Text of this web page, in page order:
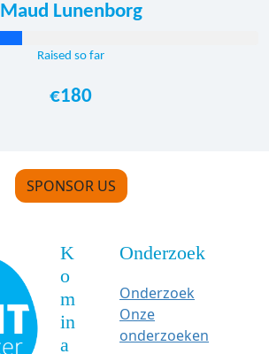
Maud Lunenborg
Raised so far
€180
SPONSOR US
K
o
m
in
a
Onderzoek
Onderzoek
Onze
onderzoeken